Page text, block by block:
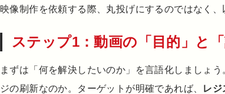
映像制作を依頼する際、丸投げにするのではなく
ステップ1：動画の「目的」と
まずは「何を解決したいのか」を言語化しましょ
ジの刷新なのか。ターゲットが明確であれば、 レジ